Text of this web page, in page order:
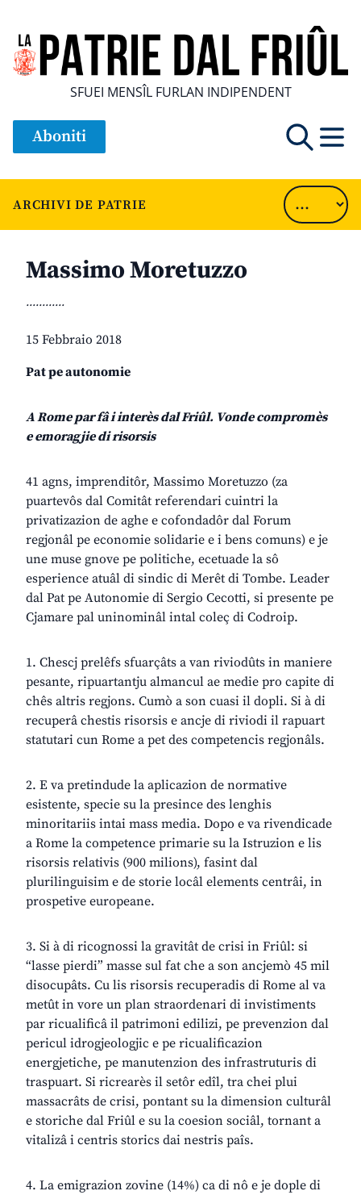
SFUEI MENSÎL FURLAN INDIPENDENT
Aboniti
ARCHIVI DE PATRIE
Massimo Moretuzzo
............
15 Febbraio 2018
Pat pe autonomie
A Rome par fâ i interès dal Friûl. Vonde compromès
e emoragjie di risorsis
41 agns, imprenditôr, Massimo Moretuzzo (za
puartevôs dal Comitât referendari cuintri la
privatizazion de aghe e cofondadôr dal Forum
regjonâl pe economie solidarie e i bens comuns) e je
une muse gnove pe politiche, ecetuade la sô
esperience atuâl di sindic di Merêt di Tombe. Leader
dal Pat pe Autonomie di Sergio Cecotti, si presente pe
Cjamare pal uninominâl intal coleç di Codroip.
1. Chescj prelêfs sfuarçâts a van riviodûts in maniere
pesante, ripuartantju almancul ae medie pro capite di
chês altris regjons. Cumò a son cuasi il dopli. Si à di
recuperâ chestis risorsis e ancje di riviodi il rapuart
statutari cun Rome a pet des competencis regjonâls.
2. E va pretindude la aplicazion de normative
esistente, specie su la presince des lenghis
minoritariis intai mass media. Dopo e va rivendicade
a Rome la competence primarie su la Istruzion e lis
risorsis relativis (900 milions), fasint dal
plurilinguisim e de storie locâl elements centrâi, in
prospetive europeane.
3. Si à di ricognossi la gravitât de crisi in Friûl: si
“lasse pierdi” masse sul fat che a son ancjemò 45 mil
disocupâts. Cu lis risorsis recuperadis di Rome al va
metût in vore un plan straordenari di invistiments
par ricualificâ il patrimoni edilizi, pe prevenzion dal
pericul idrogjeologjic e pe ricualificazion
energjetiche, pe manutenzion des infrastruturis di
traspuart. Si ricrearès il setôr edîl, tra chei plui
massacrâts de crisi, pontant su la dimension culturâl
e storiche dal Friûl e su la coesion sociâl, tornant a
vitalizâ i centris storics dai nestris paîs.
4. La emigrazion zovine (14%) ca di nô e je dople di